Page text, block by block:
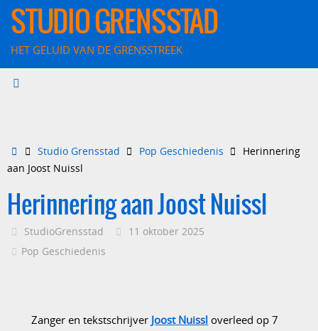
Ga
naarSTUDIO GRENSSTAD
HET GELUID VAN DE GRENSSTREEK
HomeStudio Grensstad Pop Geschiedenis
Herinnering
aan Joost Nuissl
Herinnering aan Joost Nuissl
StudioGrensstad
11 oktober 2025
Pop Geschiedenis
Zanger en tekstschrijver Joost Nuissl overleed op 7